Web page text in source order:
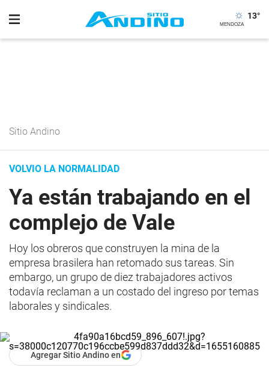
13°
Sitio Andino
VOLVIO LA NORMALIDAD
Ya están trabajando en el
complejo de Vale
Hoy los obreros que construyen la mina de la
empresa brasilera han retomado sus tareas. Sin
embargo, un grupo de diez trabajadores activos
todavía reclaman a un costado del ingreso por temas
laborales y sindicales.
Agregar Sitio Andino en